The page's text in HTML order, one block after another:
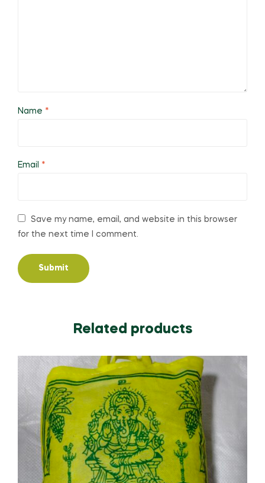
Name *
Email *
Save my name, email, and website in this browser
for the next time I comment.
Related products